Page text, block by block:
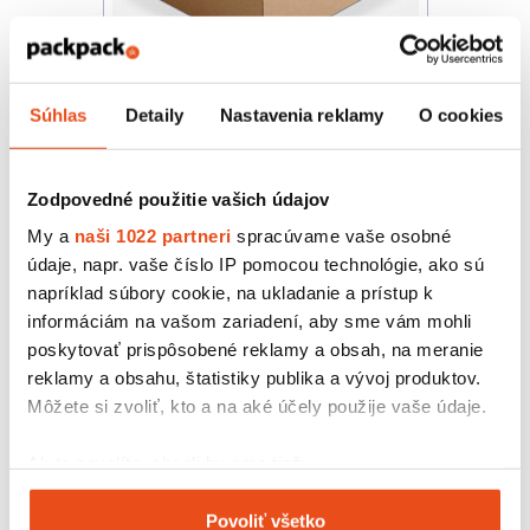
Súhlas Detaily Nastavenia reklamy O cookies
Zodpovedné použitie vašich údajov
My a naši 1022 partneri spracúvame vaše osobné
údaje, napr. vaše číslo IP pomocou technológie, ako sú
napríklad súbory cookie, na ukladanie a prístup k
informáciám na vašom zariadení, aby sme vám mohli
poskytovať prispôsobené reklamy a obsah, na meranie
reklamy a obsahu, štatistiky publika a vývoj produktov.
Môžete si zvoliť, kto a na aké účely použije vaše údaje.
Zhromažďovať informácie o vašej geografickej
polohe s presnosťou na niekoľko metrov
Povoliť všetko
Krabička s okienkom 250x250x70
34,44 € s DPH
28,00 € bez DPH
25 ks v balení